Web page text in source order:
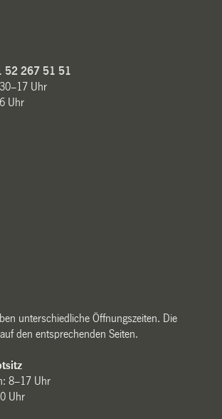
52 267 51 51
Uhr
Uhr
unterschiedliche Öffnungszeiten. Die
den entsprechenden Seiten.
8–17 Uhr
Uhr